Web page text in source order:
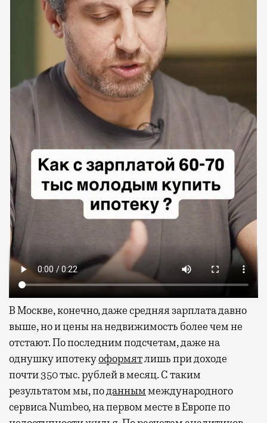
В Москве, конечно, даже средняя зарплата давно
выше, но и цены на недвижимость более чем не
отстают. По последним подсчетам, даже на
однушку ипотекуоформятлишь при доходе
почти 350 тыс. рублей в месяц. С таким
результатом мы, поданныммеждународного
сервиса Numbeo, на первом месте в Европе по